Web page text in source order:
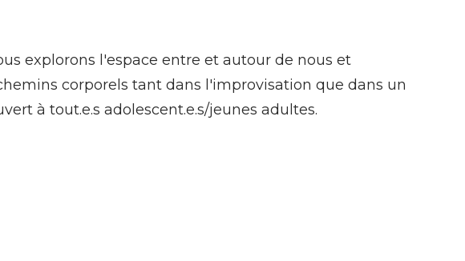
explorons l'espace entre et autour de nous et
corporels tant dans l'improvisation que dans un
à tout.e.s adolescent.e.s/jeunes adultes.